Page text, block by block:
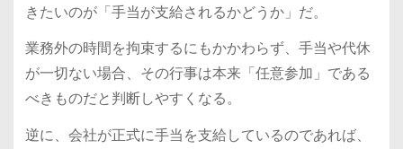
きたいのが「手当が支給されるかどうか」だ。
業務外の時間を拘束するにもかかわらず、手当や代休
が一切ない場合、その行事は本来「任意参加」である
べきものだと判断しやすくなる。
逆に、会社が正式に手当を支給しているのであれば、